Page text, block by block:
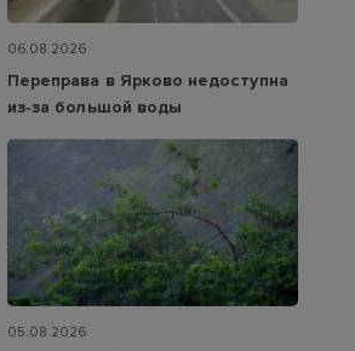
06.08.2026
Переправа в Ярково недоступна
из‑за большой воды
05.08.2026